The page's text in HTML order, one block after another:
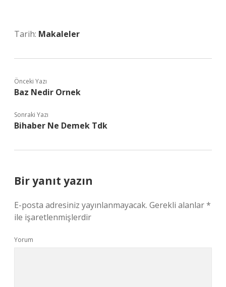
Tarih: Makaleler
Önceki Yazı
Baz Nedir Ornek
Sonraki Yazı
Bihaber Ne Demek Tdk
Bir yanıt yazın
E-posta adresiniz yayınlanmayacak. Gerekli alanlar*
ile işaretlenmişlerdir
Yorum